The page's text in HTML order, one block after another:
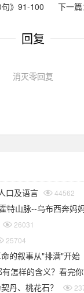
句》91-100
下一
回复
消灭零回复
口及语言 44562
特山脉--乌布西奔妈
26031
25704
的叙事从"排满"开始
有怎样的含义？看完
丹、桃花石？